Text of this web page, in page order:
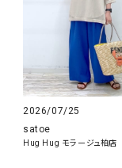
2026/07/25
satoe
Hug Hug モラージュ柏店